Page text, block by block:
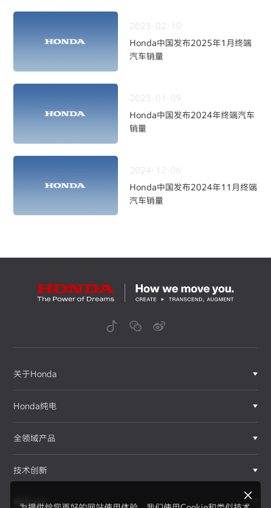
2025-02-10
Honda中国发布2025年1月终端
汽车销量
2025-01-09
Honda中国发布2024年终端汽车
销量
2024-12-06
Honda中国发布2024年11月终端
汽车销量
关于Honda
Honda纯电
全领域产品
技术创新
赛事运动